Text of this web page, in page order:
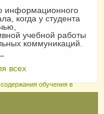
информационного
когда у студента
учебной работы
коммуникаций.
всех
обучения в